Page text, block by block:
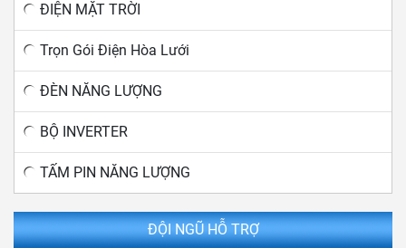
ĐIỆN MẶT TRỜI
Trọn Gói Điện Hòa Lưới
ĐÈN NĂNG LƯỢNG
BỘ INVERTER
TẤM PIN NĂNG LƯỢNG
ĐỘI NGŨ HỖ TRỢ